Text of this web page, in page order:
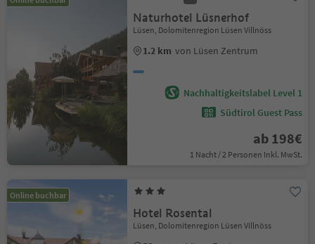
Naturhotel Lüsnerhof
Lüsen, Dolomitenregion Lüsen Villnöss
1.2 km von Lüsen Zentrum
Nachhaltigkeitslabel Level 1
Südtirol Guest Pass
ab 198€
1 Nacht / 2 Personen Inkl. MwSt.
Online buchbar
Hotel Rosental
Lüsen, Dolomitenregion Lüsen Villnöss